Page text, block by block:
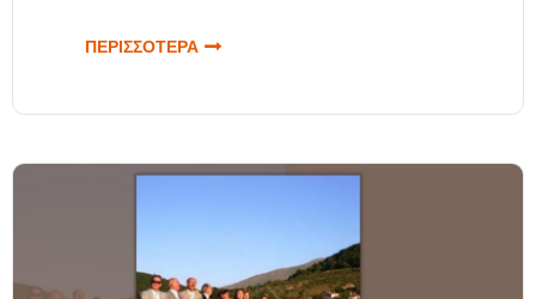
ΠΕΡΙΣΣΟΤΕΡΑ ΓΙΑ
| 2 ΣΕΠΤΕΜΒΡΙΟΥ